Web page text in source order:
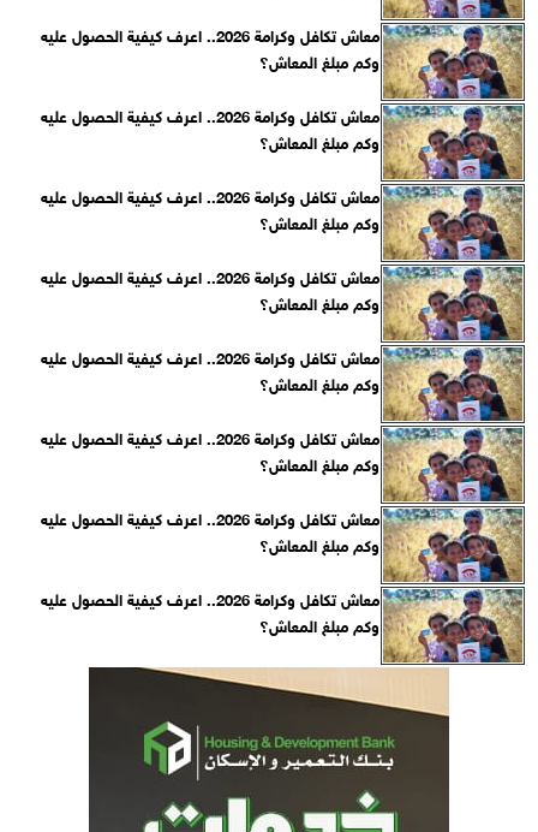
معاش تكافل وكرامة 2026.. اعرف كيفية الحصول عليه
وكم مبلغ المعاش؟
معاش تكافل وكرامة 2026.. اعرف كيفية الحصول عليه
وكم مبلغ المعاش؟
معاش تكافل وكرامة 2026.. اعرف كيفية الحصول عليه
وكم مبلغ المعاش؟
معاش تكافل وكرامة 2026.. اعرف كيفية الحصول عليه
وكم مبلغ المعاش؟
معاش تكافل وكرامة 2026.. اعرف كيفية الحصول عليه
وكم مبلغ المعاش؟
معاش تكافل وكرامة 2026.. اعرف كيفية الحصول عليه
وكم مبلغ المعاش؟
معاش تكافل وكرامة 2026.. اعرف كيفية الحصول عليه
وكم مبلغ المعاش؟
معاش تكافل وكرامة 2026.. اعرف كيفية الحصول عليه
وكم مبلغ المعاش؟